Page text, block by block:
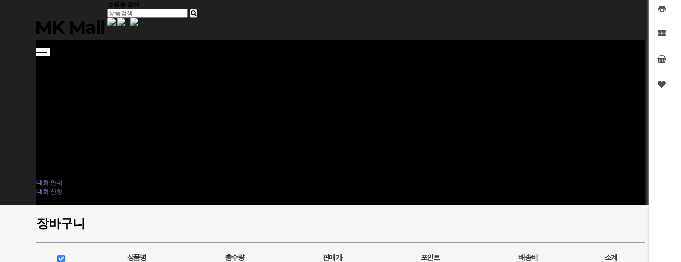
쇼핑몰 검색
0 0
대회 안내
대회 신청
장바구니
상품명 총수량 판매가 포인트 배송비 소계